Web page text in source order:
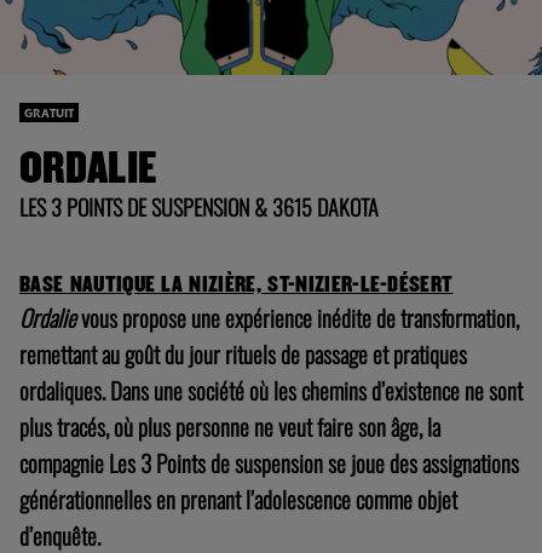
BASE NAUTIQUE LA NIZIÈRE, ST-NIZIER-LE-DÉSERT
Ordalie
vous propose une expérience inédite de transformation,
remettant au goût du jour rituels de passage et pratiques
ordaliques. Dans une société où les chemins d’existence ne sont
plus tracés, où plus personne ne veut faire son âge, la
compagnie Les 3 Points de suspension se joue des assignations
d’enquête.
Lors d’une traversée nocturne du paysage de la Dombes, les
récits intergénérationnels du territoire, les esprits de la forêt et
les chênes centenaires s’invitent comme autant de compagnons
pour vous interroger sur votre adulte en devenir et atteindre la
meilleure version de vous-même. Êtes-vous prêt·e à embrasser
votre adolescent·e intérieur·e ? Laissez-vous guider par la